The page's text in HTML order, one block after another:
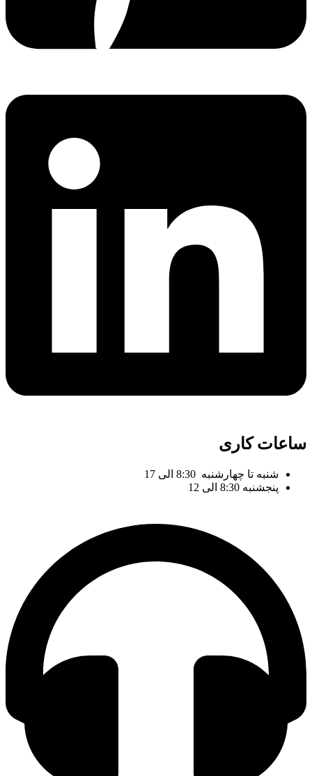
ساعات کاری
شنبه تا چهارشنبه 8:30 الی 17
پنجشنبه 8:30 الی 12